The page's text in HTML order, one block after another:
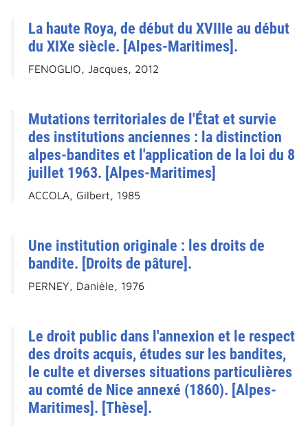
La haute Roya, de début du XVIIIe au début
du XIXe siècle. [Alpes-Maritimes].
FENOGLIO, Jacques, 2012
Mutations territoriales de l'État et survie
des institutions anciennes : la distinction
alpes-bandites et l'application de la loi du 8
juillet 1963. [Alpes-Maritimes]
ACCOLA, Gilbert, 1985
Une institution originale : les droits de
bandite. [Droits de pâture].
PERNEY, Danièle, 1976
Le droit public dans l'annexion et le respect
des droits acquis, études sur les bandites,
le culte et diverses situations particulières
au comté de Nice annexé (1860). [Alpes-
Maritimes]. [Thèse].